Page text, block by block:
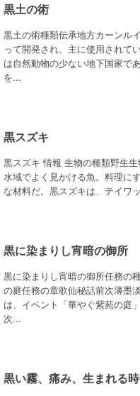
黒土の術
黒土の術種類伝承地方カーンル
って開発され、主に使用されて
は自然動物の少ない地下国家で
を...
黒スズキ
黒スズキ 情報 生物の種類野生
水域でよく見かける魚。料理に
な材料だ。黒スズキは、テイワ
黒に染まりし宵暗の御所
黒に染まりし宵暗の御所任務の
の庭任務の章歌仙秘話前次薄墨
は、イベント「華やぐ紫苑の庭
次...
黒い霧、痛み、生まれる